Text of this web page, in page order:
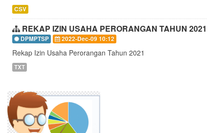
CSV
REKAP IZIN USAHA PERORANGAN TAHUN 2021
DPMPTSP 2022-Dec-09 10:12
Rekap Izin Usaha Perorangan Tahun 2021
TXT